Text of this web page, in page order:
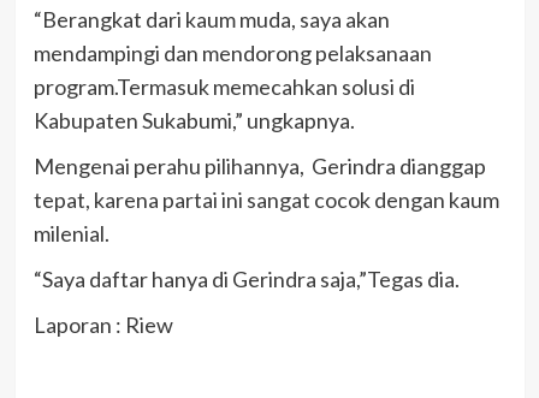
“Berangkat dari kaum muda, saya akan
mendampingi dan mendorong pelaksanaan
program.Termasuk memecahkan solusi di
Kabupaten Sukabumi,” ungkapnya.
Mengenai perahu pilihannya, Gerindra dianggap
tepat, karena partai ini sangat cocok dengan kaum
milenial.
“Saya daftar hanya di Gerindra saja,”Tegas dia.
Laporan : Riew